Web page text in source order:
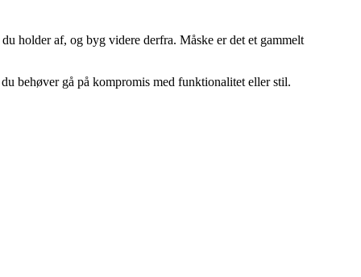
holder af, og byg videre derfra. Måske er det et gammelt
behøver gå på kompromis med funktionalitet eller stil.